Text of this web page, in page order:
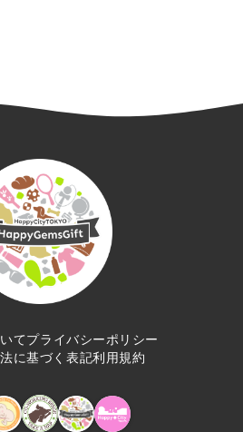
てプライバシーポリシー
に基づく表記利用規約